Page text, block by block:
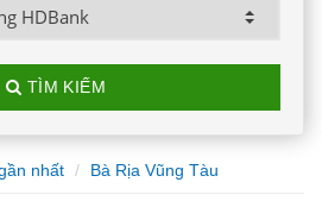
TÌM KIẾM
nhất Bà Rịa Vũng Tàu